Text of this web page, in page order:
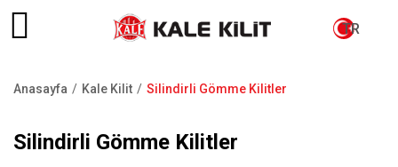
TR
yolu
Anasayfa Kale Kilit Silindirli Gömme Kilitler
Silindirli Gömme Kilitler